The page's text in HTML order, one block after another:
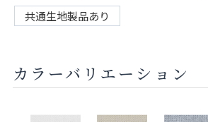
共通生地製品あり
カラーバリエーション